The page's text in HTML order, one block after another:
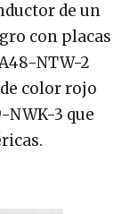
de un
con placas
NTW-2
color rojo
NWK-3 que